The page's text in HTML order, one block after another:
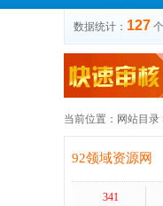
数据统计： 127
当前位置： 网站目录
92领域资源网
341